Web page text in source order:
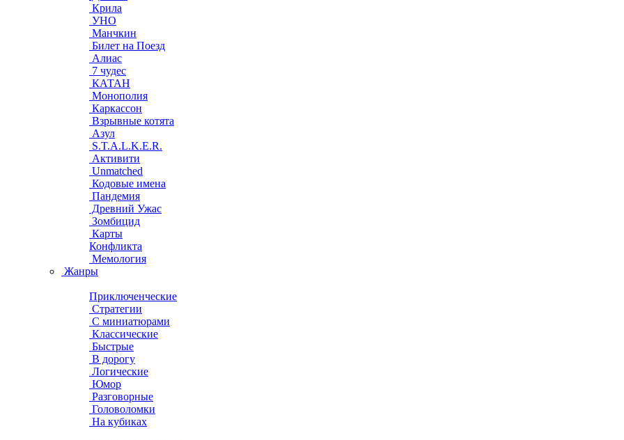
Крила
УНО
Манчкин
Билет на Поезд
Алиас
7 чудес
КАТАН
Монополия
Каркассон
Взрывные котята
Азул
S.T.A.L.K.E.R.
Активити
Unmatched
Кодовые имена
Пандемия
Древний Ужас
Зомбицид
Карты
Конфликта
Мемология
Жанры
Приключенческие
Стратегии
С миниатюрами
Классические
Быстрые
В дорогу
Логические
Юмор
Разговорные
Головоломки
На кубиках